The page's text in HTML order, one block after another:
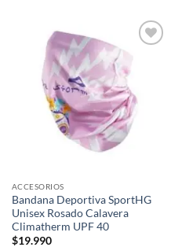
ACCESORIOS
Bandana Deportiva SportHG
Unisex Rosado Calavera
Climatherm UPF 40
$19.990